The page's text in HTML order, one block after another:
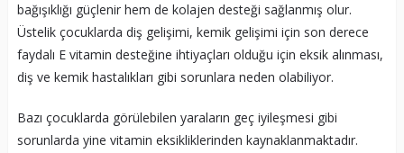
bağışıklığı güçlenir hem de kolajen desteği sağlanmış olur.
Üstelik çocuklarda diş gelişimi, kemik gelişimi için son derece
faydalı E vitamin desteğine ihtiyaçları olduğu için eksik alınması,
diş ve kemik hastalıkları gibi sorunlara neden olabiliyor.
Bazı çocuklarda görülebilen yaraların geç iyileşmesi gibi
sorunlarda yine vitamin eksikliklerinden kaynaklanmaktadır.